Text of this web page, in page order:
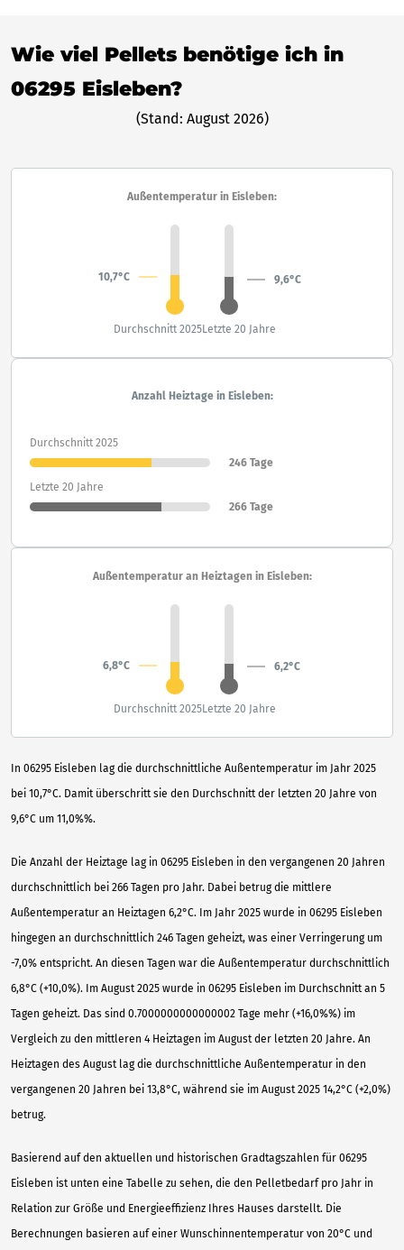
Wie viel Pellets benötige ich in
06295 Eisleben?
(Stand: August 2026)
In 06295 Eisleben lag die durchschnittliche Außentemperatur im Jahr 2025
bei 10,7°C. Damit überschritt sie den Durchschnitt der letzten 20 Jahre von
9,6°C um 11,0%%.
Die Anzahl der Heiztage lag in 06295 Eisleben in den vergangenen 20 Jahren
durchschnittlich bei 266 Tagen pro Jahr. Dabei betrug die mittlere
Außentemperatur an Heiztagen 6,2°C. Im Jahr 2025 wurde in 06295 Eisleben
hingegen an durchschnittlich 246 Tagen geheizt, was einer Verringerung um
-7,0% entspricht. An diesen Tagen war die Außentemperatur durchschnittlich
6,8°C (+10,0%). Im August 2025 wurde in 06295 Eisleben im Durchschnitt an 5
Tagen geheizt. Das sind 0.7000000000000002 Tage mehr (+16,0%%) im
Vergleich zu den mittleren 4 Heiztagen im August der letzten 20 Jahre. An
Heiztagen des August lag die durchschnittliche Außentemperatur in den
vergangenen 20 Jahren bei 13,8°C, während sie im August 2025 14,2°C (+2,0%)
betrug.
Basierend auf den aktuellen und historischen Gradtagszahlen für 06295
Eisleben ist unten eine Tabelle zu sehen, die den Pelletbedarf pro Jahr in
Relation zur Größe und Energieeffizienz Ihres Hauses darstellt. Die
Berechnungen basieren auf einer Wunschinnentemperatur von 20°C und
Außentemperatur in Eisleben:
10,7°C 9,6°C
Durchschnitt 2025Letzte 20 Jahre
Anzahl Heiztage in Eisleben:
Durchschnitt 2025
246 Tage
Letzte 20 Jahre
266 Tage
Außentemperatur an Heiztagen in Eisleben:
6,8°C 6,2°C
Durchschnitt 2025Letzte 20 Jahre